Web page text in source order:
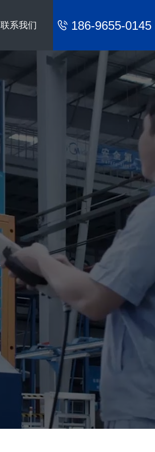
186-9655-0145
联系我们